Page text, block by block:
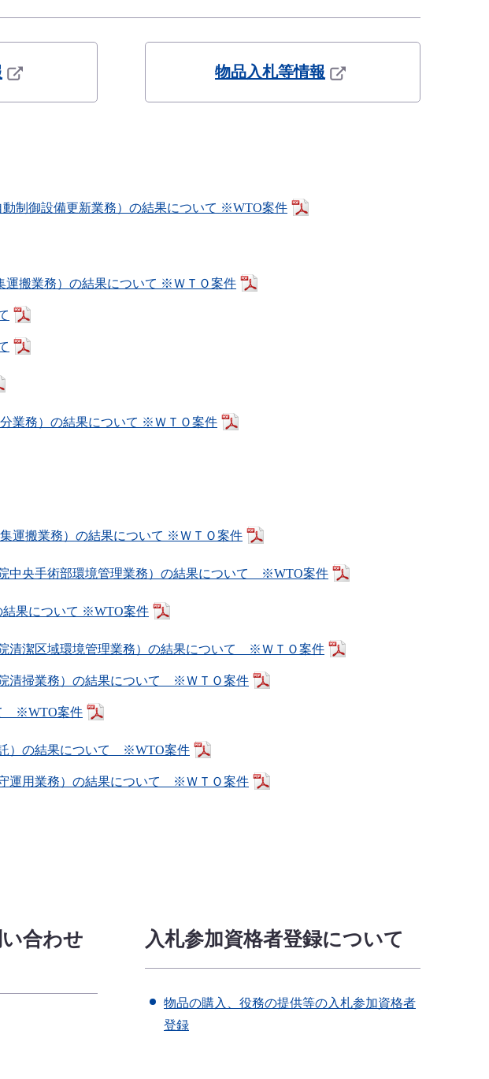
物品入札等情報
制御設備更新業務）の結果について ※WTO案件
運搬業務）の結果について ※ＷＴＯ案件
業務）の結果について ※ＷＴＯ案件
運搬業務）の結果について ※ＷＴＯ案件
央手術部環境管理業務）の結果について ※WTO案件
結果について ※WTO案件
潔区域環境管理業務）の結果について ※ＷＴＯ案件
清掃業務）の結果について ※ＷＴＯ案件
※WTO案件
）の結果について ※WTO案件
運用業務）の結果について ※ＷＴＯ案件
合わせ
入札参加資格者登録について
物品の購入、役務の提供等の入札参加資格者
登録